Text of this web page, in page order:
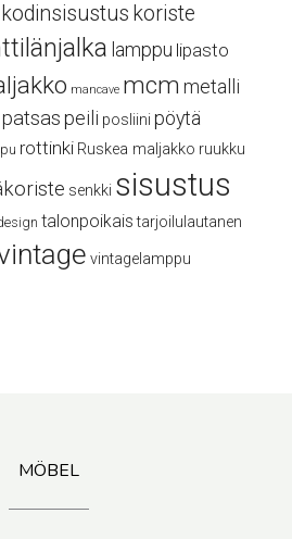
kodinsisustus koriste
lamppu lipasto
mancave mcm metalli
patsaspeili posliini pöytä
rottinki Ruskea maljakko ruukku
senkki sisustus
talonpoikais tarjoilulautanen
vintagelamppu
MÖBEL